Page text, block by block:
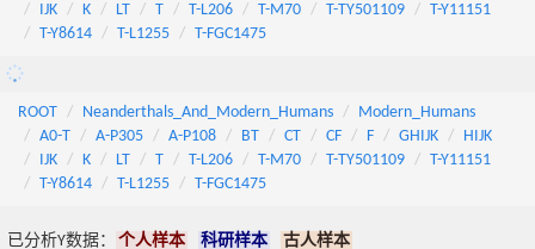
IJK
K LT T T-L206 T-M70 T-TY501109
T-Y11151
T-Y8614
T-L1255 T-FGC1475
ROOT Neanderthals_And_Modern_Humans
Modern_Humans
A0-T
A-P305 A-P108 BT CT CF F GHIJK
HIJK
IJK
K LT T T-L206 T-M70 T-TY501109
T-Y11151
T-Y8614
T-L1255 T-FGC1475
已分析Y数据： 个人样本 科研样本
古人样本